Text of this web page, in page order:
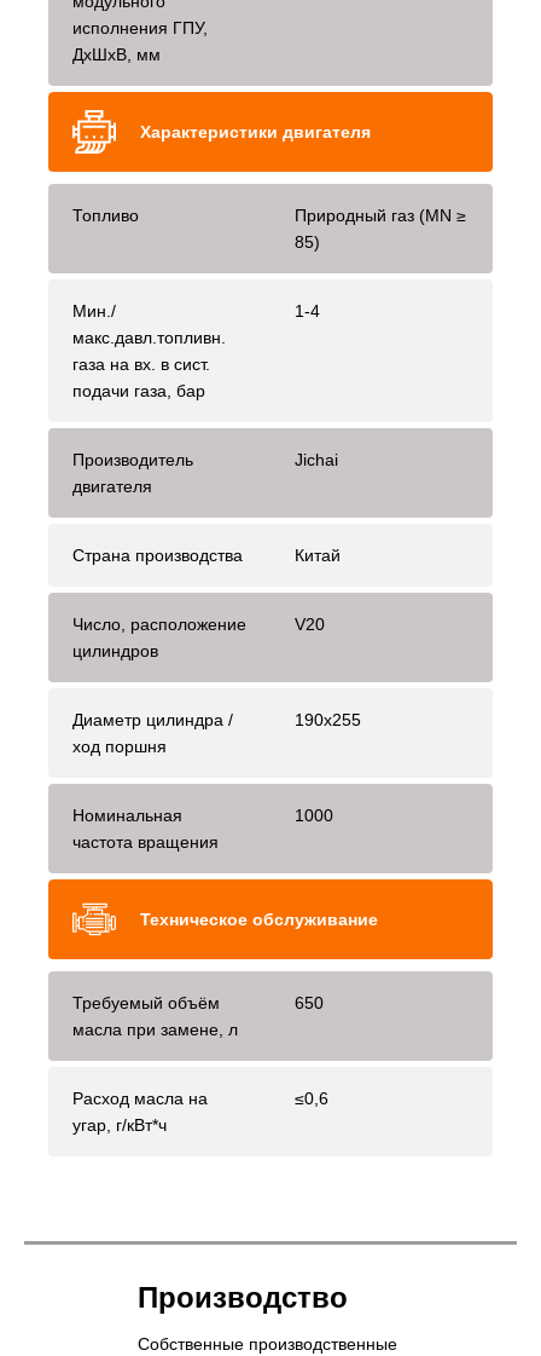
исполнения ГПУ,
ДхШхВ, мм
Характеристики двигателя
Топливо
Природный газ (MN ≥
85)
Мин./
макс.давл.топливн.
газа на вх. в сист.
подачи газа, бар
1-4
Производитель
двигателя
Jichai
Страна производства Китай
Число, расположение
цилиндров
V20
Диаметр цилиндра /
ход поршня
190х255
Номинальная
частота вращения
1000
Техническое обслуживание
Требуемый объём
масла при замене, л
650
Расход масла на
угар, г/кВт*ч
≤0,6
Производство
Собственные производственные